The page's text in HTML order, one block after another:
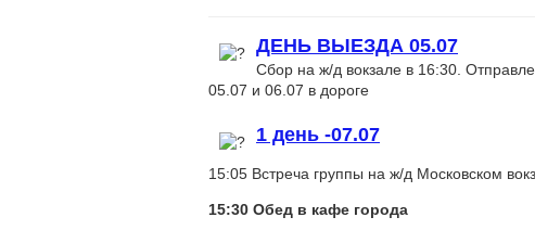
ДЕНЬ ВЫЕЗДА 05.07
Сбор на ж/д вокзале в 16:30.
05.07 и 06.07 в дороге
1 день -07.07
15:05 Встреча группы на ж/д Московском
15:30 Обед в кафе города